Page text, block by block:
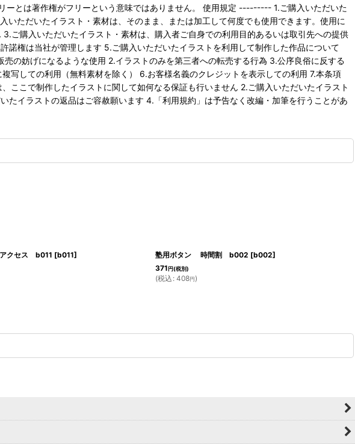
ーとは著作権がフリーという意味ではありません。 使用規定 --------- 1.ご購入いただいた
ただいたイラスト・素材は、そのまま、または加工して何度でも使用できます。使用に
購入いただいたイラスト・素材は、購入者ご自身での利用目的あるいは取引先への提供
権は当社が管理します 5.ご購入いただいたイラストを利用して制作した作品について
の妨げになるような使用 2.イラストのみを第三者への転売する行為 3.公序良俗に反する
写しての利用（無料素材を除く） 6.お客様名義のクレジットを表示しての利用 7.本条項
こで制作したイラストに関して如何なる保証も行いません 2.ご購入いただいたイラスト
イラストの返品はご容赦願います 4.「利用規約」は予告なく改編・加筆を行うことがあ
クセス b011 [b011]
塾用ボタン 時間割 b002 [b002]
371円(税別)
(税込 : 408円)